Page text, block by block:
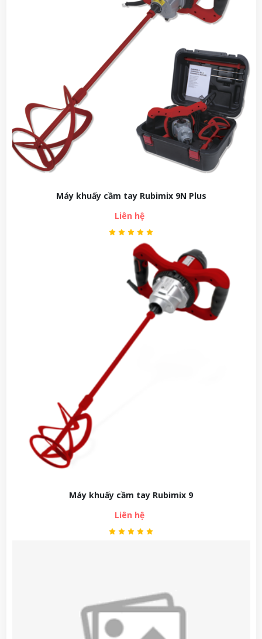
Máy khuấy cầm tay Rubimix 9N Plus
Liên hệ
Máy khuấy cầm tay Rubimix 9
Liên hệ